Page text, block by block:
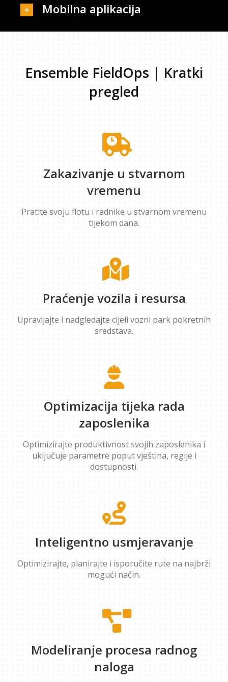
Mobilna aplikacija
Ensemble FieldOps | Kratki
pregled
Zakazivanje u stvarnom
vremenu
Pratite svoju flotu i radnike u stvarnom vremenu
tijekom dana.
Praćenje vozila i resursa
Upravljajte i nadgledajte cijeli vozni park pokretnih
sredstava.
Optimizacija tijeka rada
zaposlenika
Optimizirajte produktivnost svojih zaposlenika i
uključuje parametre poput vještina, regije i
dostupnosti.
Inteligentno usmjeravanje
Optimizirajte, planirajte i isporučite rute na najbrži
mogući način.
Modeliranje procesa radnog
naloga